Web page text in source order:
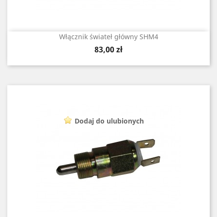
Włącznik świateł główny SHM4
Cena
83,00 zł
Dodaj do ulubionych